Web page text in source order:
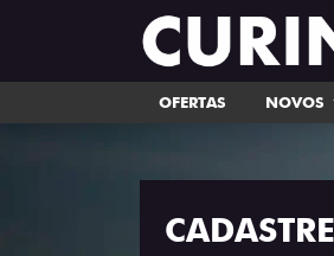
OFERTAS NOVOS